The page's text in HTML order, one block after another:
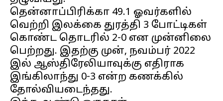
தென்னாப்பிரிக்கா 49.1 ஓவர்களில்
வெற்றி இலக்கை துரத்தி 3 போட்டிகள்
கொண்ட தொடரில் 2-0 என முன்னிலை
பெற்றது. இதற்கு முன், நவம்பர் 2022
இல் ஆஸ்திரேலியாவுக்கு எதிராக
இங்கிலாந்து 0-3 என்ற கணக்கில்
தோல்வியடைந்தது.